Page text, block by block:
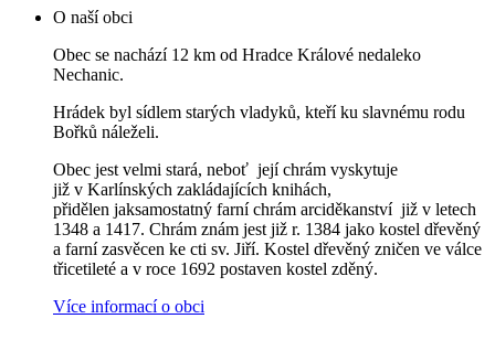
O naší obci
Obec se nachází 12 km od Hradce Králové nedaleko
Nechanic.
Hrádek byl sídlem starých vladyků, kteří ku slavnému rodu
Bořků náleželi.
Obec jest velmi stará, neboť její chrám vyskytuje
již v Karlínských zakládajících knihách,
přidělen jaksamostatný farní chrám arciděkanství již v letech
1348 a 1417. Chrám znám jest již r. 1384 jako kostel dřevěný
a farní zasvěcen ke cti sv. Jiří. Kostel dřevěný zničen ve válce
třicetileté a v roce 1692 postaven kostel zděný.
Více informací o obci